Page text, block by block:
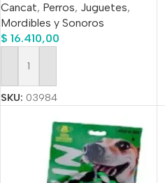
5 cm
Cancat, Perros, Juguetes,
Mordibles y Sonoros
$ 16.410,00
Añadir Al Carrito
SKU: 03984